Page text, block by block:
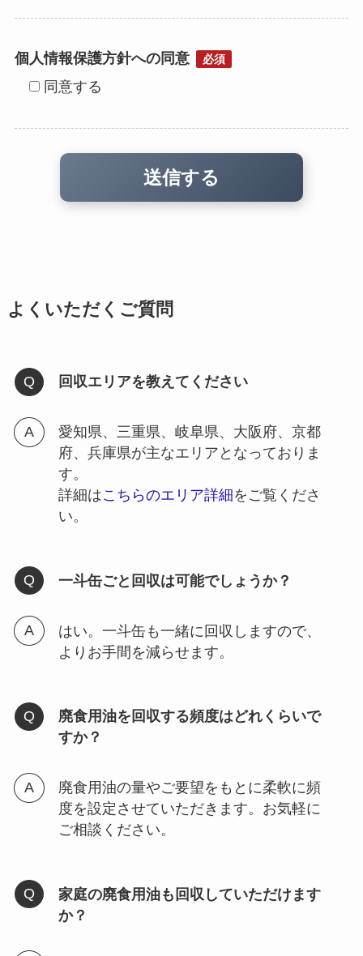
個人情報保護方針への同意 必須
同意する
よくいただくご質問
回収エリアを教えてください
愛知県、三重県、岐阜県、大阪府、京都
府、兵庫県が主なエリアとなっておりま
す。
詳細はこちらのエリア詳細をご覧くださ
い。
一斗缶ごと回収は可能でしょうか？
はい。一斗缶も一緒に回収しますので、
よりお手間を減らせます。
廃食用油を回収する頻度はどれくらいで
すか？
廃食用油の量やご要望をもとに柔軟に頻
度を設定させていただきます。お気軽に
ご相談ください。
家庭の廃食用油も回収していただけます
か？